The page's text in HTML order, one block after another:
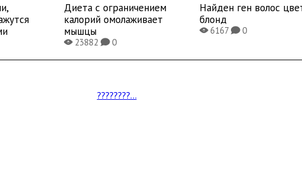
Диета с ограничением
калорий омолаживает
мышцы
X23882K0
Найден ген волос
блонд
X6167K0
????????...